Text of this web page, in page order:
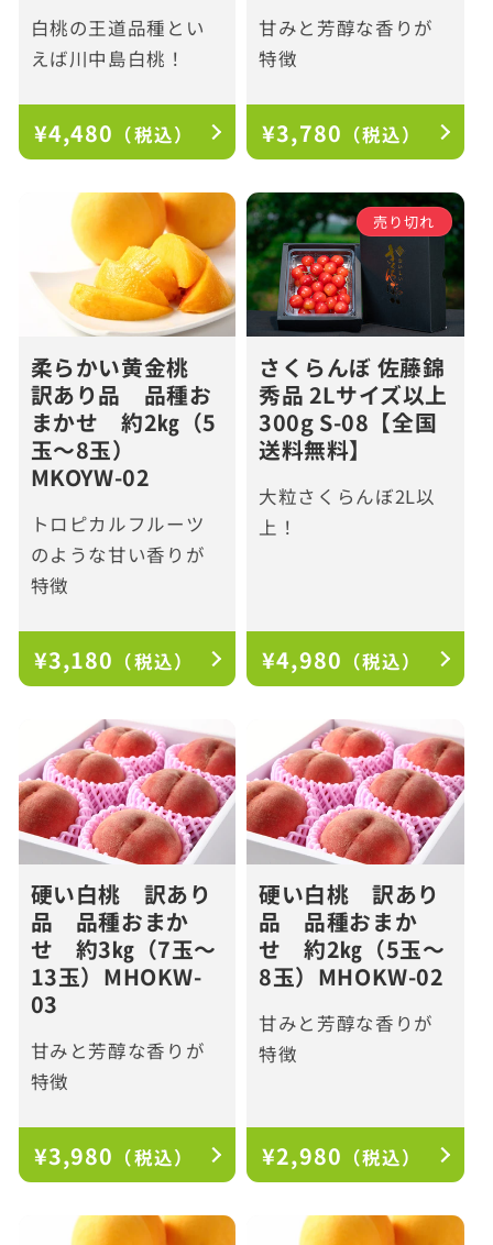
白桃の王道品種とい
えば川中島白桃！
通
常
¥4,480 （税込）
甘みと芳醇な香りが
特徴
通
常
価
格
¥3,780 （税込）
柔らかい黄金桃
訳あり品 品種お
まかせ 約2㎏（5
玉～8玉）
MKOYW-02
トロピカルフルーツ
のような甘い香りが
特徴
通
常
格
¥3,180 （税込）
売り切れ
さくらんぼ 佐藤錦
秀品 2Lサイズ以上
300g S-08【全国
送料無料】
大粒さくらんぼ2L以
上！
通
常
格
¥4,980 （税込）
硬い白桃 訳あり
品 品種おまか
せ 約3㎏（7玉～
13玉）MHOKW-
03
甘みと芳醇な香りが
特徴
通
常
¥3,980 （税込）
硬い白桃 訳あり
品 品種おまか
せ 約2㎏（5玉～
8玉）MHOKW-02
甘みと芳醇な香りが
特徴
通
常
¥2,980 （税込）